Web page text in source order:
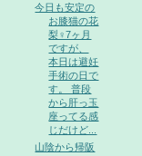
今日も安定の
お膝猫の花
梨♀7ヶ月
ですが、
本日は避妊
手術の日で
す。 普段
から肝っ玉
座ってる感
じだけど...
山陰から帰阪